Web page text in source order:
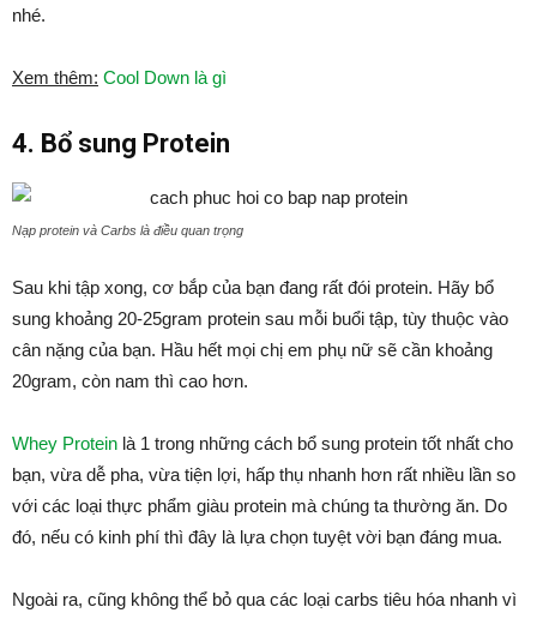
nhé.
Xem thêm: Cool Down là gì
4. Bổ sung Protein
Nạp protein và Carbs là điều quan trọng
Sau khi tập xong, cơ bắp của bạn đang rất đói protein. Hãy bổ
sung khoảng 20-25gram protein sau mỗi buổi tập, tùy thuộc vào
cân nặng của bạn. Hầu hết mọi chị em phụ nữ sẽ cần khoảng
20gram, còn nam thì cao hơn.
Whey Protein là 1 trong những cách bổ sung protein tốt nhất cho
bạn, vừa dễ pha, vừa tiện lợi, hấp thụ nhanh hơn rất nhiều lần so
với các loại thực phẩm giàu protein mà chúng ta thường ăn. Do
đó, nếu có kinh phí thì đây là lựa chọn tuyệt vời bạn đáng mua.
Ngoài ra, cũng không thể bỏ qua các loại carbs tiêu hóa nhanh vì